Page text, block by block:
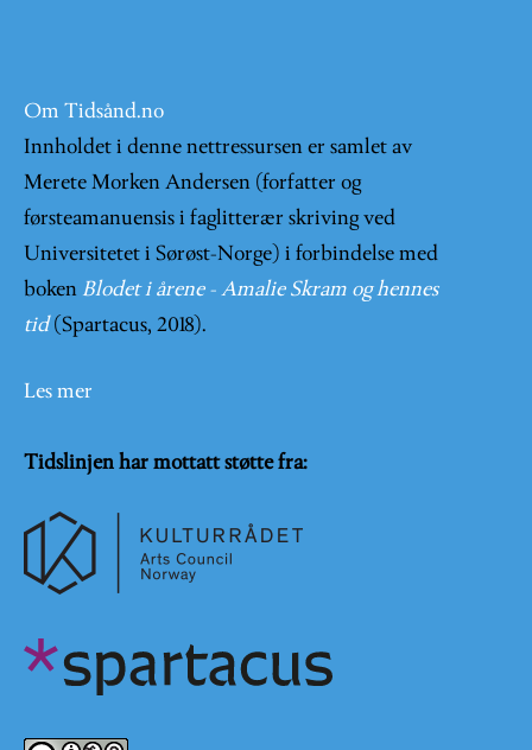
Om Tidsånd.no
Innholdet i denne nettressursen er samlet av
Merete Morken Andersen (forfatter og
førsteamanuensis i faglitterær skriving ved
Universitetet i Sørøst-Norge) i forbindelse med
boken Blodet i årene - Amalie Skram og hennes
tid (Spartacus, 2018).
Les mer
Tidslinjen har mottatt støtte fra: